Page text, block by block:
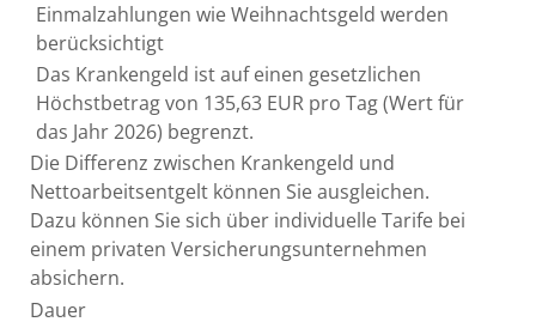
Einmalzahlungen wie Weihnachtsgeld werden
berücksichtigt
Das Krankengeld ist auf einen gesetzlichen
Höchstbetrag von 135,63 EUR pro Tag (Wert für
das Jahr 2026) begrenzt.
Die Differenz zwischen Krankengeld und
Nettoarbeitsentgelt können Sie ausgleichen.
Dazu können Sie sich über individuelle Tarife bei
einem privaten Versicherungsunternehmen
absichern.
Dauer